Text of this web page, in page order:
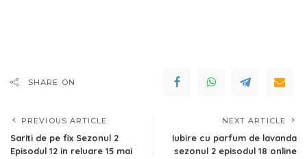
SHARE ON
PREVIOUS ARTICLE
Sariti de pe fix Sezonul 2
Episodul 12 in reluare 15 mai
NEXT ARTICLE
Iubire cu parfum de lavanda
sezonul 2 episodul 18 online